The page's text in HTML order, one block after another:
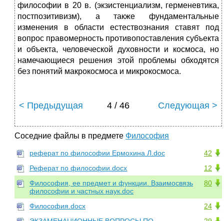
философии в 20 в. (экзистенциализм, герменевтика,
постпозитивизм), а также фундаментальные
изменения в области естествознания ставят под
вопрос правомерность противопоставления субъекта
и объекта, человеческой духовности и космоса, но
намечающиеся решения этой проблемы обходятся
без понятий макрокосмоса и микрокосмоса.
< Предыдущая 4 / 46 Следующая >
Соседние файлы в предмете Философия
42
реферат по философии Ермохина Л.doc
12
Реферат по философии.docx
80
Философия, ее предмет и функции. Взаимосвязь
философии и частных наук.doc
24
Философия.docx